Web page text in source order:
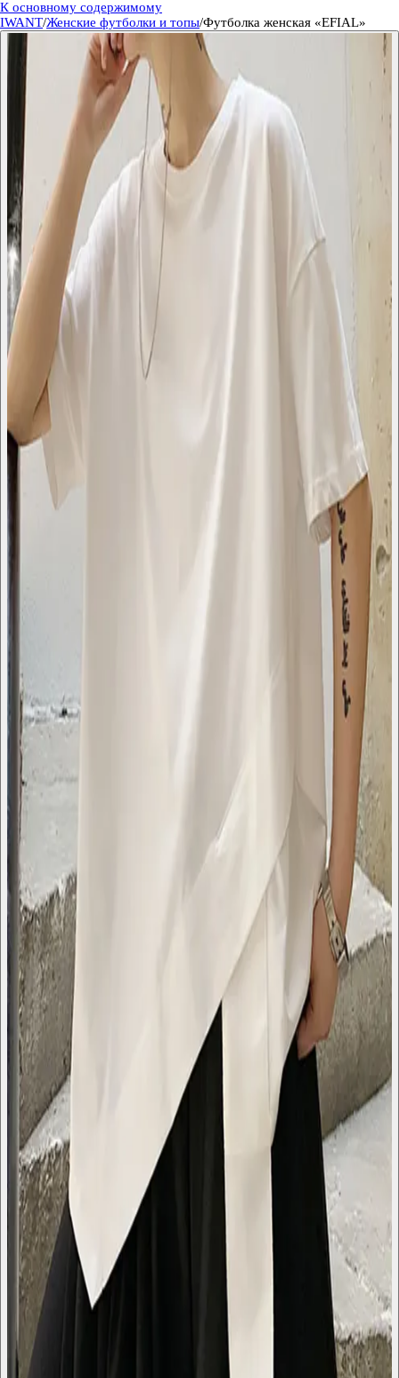
К основному содержимому
IWANT/Женские футболки и топы/Футболка женская «EFIAL»